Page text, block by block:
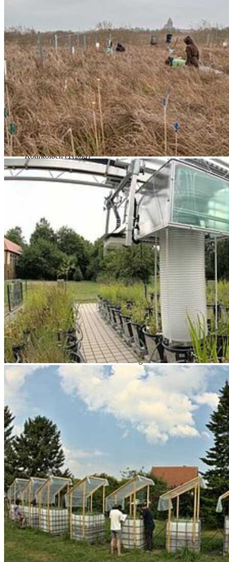
Umweltbedingungen funktionell zu verstehen. Aktuelle
Forschungsschwerpunkte sind:
unterirdisches Pflanzenwachstums und die Rolle von
Pflanzenwurzelnauf Ökosystemfunktionen
phänotypische Plastizitätund Anpassungen von Arten
Renaturierung und Nutzung von Niedermooren
Winterökologie(und Klimawandel im Winter)
ökologische Bedeutung vonextremenWetterereignissen
und interagierenden Klimafaktoren
Gewässerökologie:Anbaupotential von marinen Makroalgen
Ökosysteme und Arten die wir schwerpunktmäßig bearbeiten sind:
NiedermooreSeggen (Carex), Schilf (Phragmites),
Rohrkolben (Typha)
WälderRotbuche (Fagus sylvatica)
KüstendünenheideBesenheide (Calluna vulgaris)
Flachwasserbereiche der Ostsee (Makroalgen)
Experimental Plant Ecology
Kontakt
AG Leiter
Prof. Dr. Jürgen Kreyling
Postanschrift
Institut für Botanik und Landschaftsökologie
Universität Greifswald
Soldmannstraße 15
Tel.: +49 (0)3834 420 4080
Fax: +49 (0)3834 4204114
Soziale Medien
Instagram
LinkedIn
Facebook
YouTube
Mastodon
Bluesky